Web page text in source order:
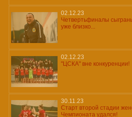
02.12.23
Четвертьфиналы
уже близко...
02.12.23
"ЦСКА" вне конкуренции!
30.11.23
Старт второй стадии
Чемпионата удался!